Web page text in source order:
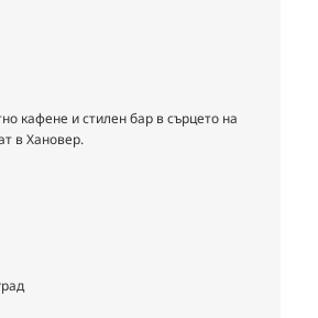
кафене и стилен бар в сърцето на
в Хановер.